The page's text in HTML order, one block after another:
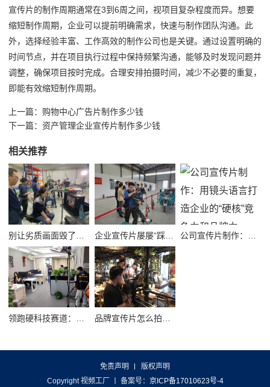
宣传片的制作周期通常在3到6周之间，视项目复杂程度而异。想要
缩短制作周期，企业可以提前明确需求，快速与制作团队沟通。此
外，选择经验丰富、工作高效的制作公司也是关键。通过设置明确的
时间节点，并在项目执行过程中保持频繁沟通，能够及时发现问题并
调整，确保项目按时完成。合理安排拍摄时间，减少不必要的重复，
即能有效缩短制作周期。
上一篇： 购物中心广告片制作多少钱
下一篇： 资产管理企业宣传片制作多少钱
相关推荐
免责声明
版权声明
Copyright 视频工厂丨 备案号： 京ICP备17010623号-4